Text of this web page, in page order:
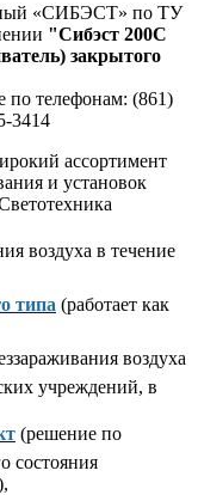
«СИБЭСТ» по ТУ
"Сибэст 200С
закрытого
по телефонам: (861)
3414
ассортимент
и установок
воздуха в течение
типа (работает как
воздуха
учреждений, в
(решение по
состояния